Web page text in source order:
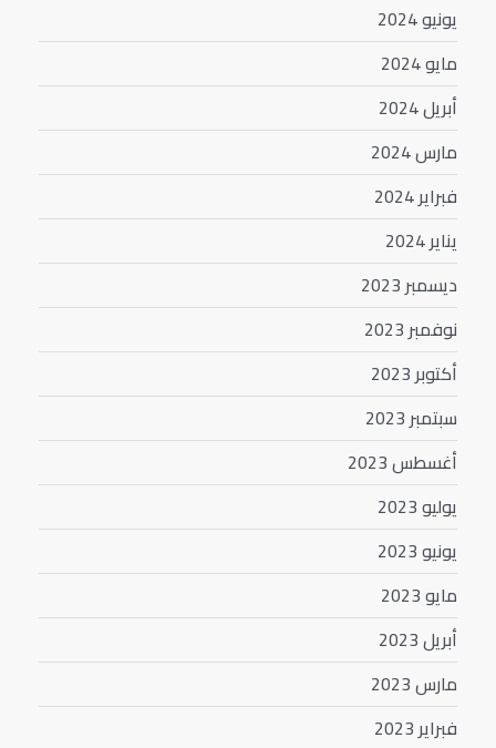
يونيو 2024
مايو 2024
أبريل 2024
مارس 2024
فبراير 2024
يناير 2024
ديسمبر 2023
نوفمبر 2023
أكتوبر 2023
سبتمبر 2023
أغسطس 2023
يوليو 2023
يونيو 2023
مايو 2023
أبريل 2023
مارس 2023
فبراير 2023